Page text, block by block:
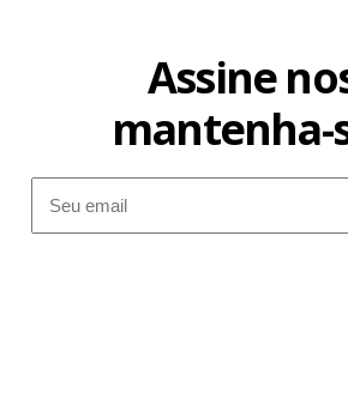
Assine
mantenha-